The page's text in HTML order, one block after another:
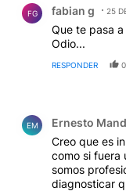
FG fabian g 25
Que te pasa
Odio...
RESPONDER 0
EM Ernesto
Creo que es
como si fuera
somos
diagnosticar